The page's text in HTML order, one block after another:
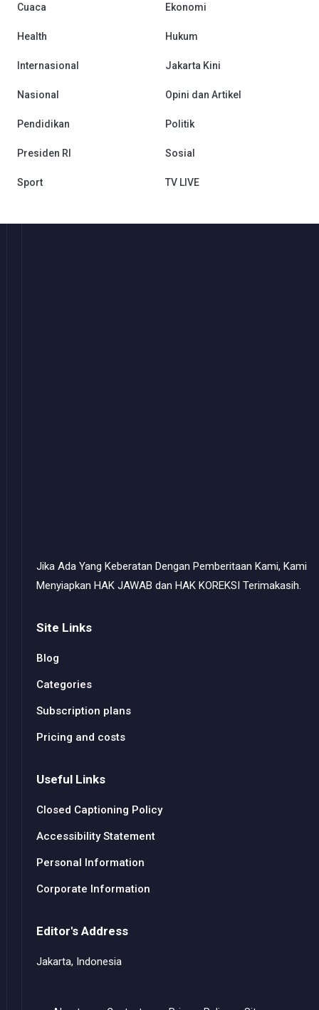
Cuaca Ekonomi
Health Hukum
Internasional Jakarta Kini
Nasional Opini dan Artikel
Pendidikan Politik
Presiden RI Sosial
Sport TV LIVE
Jika Ada Yang Keberatan Dengan Pemberitaan Kami, Kami
Menyiapkan HAK JAWAB dan HAK KOREKSI Terimakasih.
Site Links
Blog
Categories
Subscription plans
Pricing and costs
Useful Links
Closed Captioning Policy
Accessibility Statement
Personal Information
Corporate Information
Editor's Address
Jakarta, Indonesia